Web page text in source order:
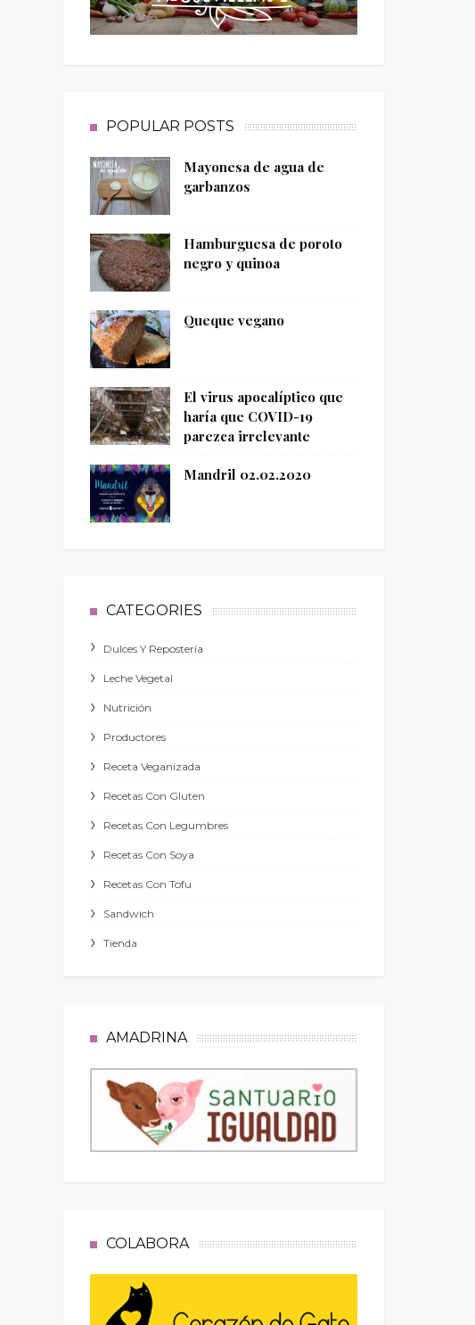
POPULAR POSTS
Mayonesa de agua de
garbanzos
Hamburguesa de poroto
negro y quinoa
Queque vegano
El virus apocalíptico que
haría que COVID-19
parezca irrelevante
Mandril 02.02.2020
CATEGORIES
Dulces Y Repostería
Leche Vegetal
Nutrición
Productores
Receta Veganizada
Recetas Con Gluten
Recetas Con Legumbres
Recetas Con Soya
Recetas Con Tofu
Sandwich
Tienda
AMADRINA
COLABORA